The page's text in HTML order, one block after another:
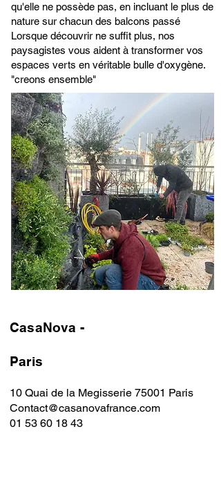
qu'elle ne possède pas, en incluant le plus de
nature sur chacun des balcons passé
Lorsque découvrir ne suffit plus, nos
paysagistes vous aident à transformer vos
espaces verts en véritable bulle d'oxygène.
"creons ensemble"
CasaNova -
Paris
10 Quai de la Megisserie 75001 Paris ​
Contact@casanovafrance.com
01 53 60 18 43